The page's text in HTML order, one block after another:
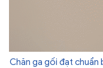
Chăn ga gối đạt chuẩn